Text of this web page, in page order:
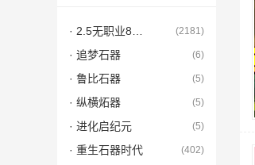
(2181)
· 追梦石器 (6)
· 鲁比石器 (5)
· 纵横炻器 (5)
· 进化启纪元 (5)
· 重生石器时代 (402)